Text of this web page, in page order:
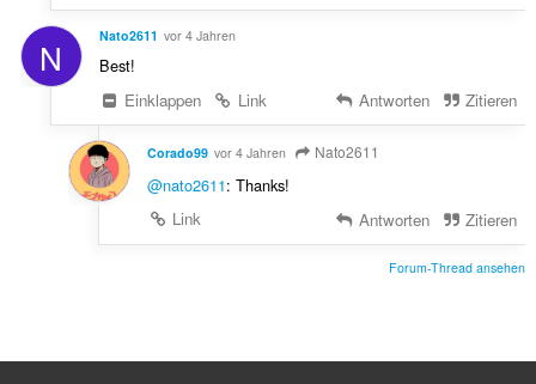
N Nato2611 vor 4 Jahren
Best!
Einklappen
Link Antworten Zitieren
Corado99 vor 4 Jahren Nato2611
@nato2611: Thanks!
Link
Antworten Zitieren
Forum-Thread ansehen